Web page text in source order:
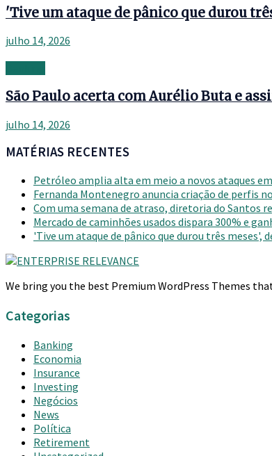
'Tive um ataque de pânico que durou
julho 14, 2026
São Paulo acerta com Aurélio Buta e
julho 14, 2026
MATÉRIAS RECENTES
Petróleo amplia alta em meio a novos ataques
Fernanda Montenegro anuncia criação de perfis
Com uma semana de atraso, diretoria do Santos
Mercado de caminhões usados dispara 300% e
'Tive um ataque de pânico que durou três meses',
We bring you the best Premium WordPress Themes
Categorias
Banking
Economia
Insurance
Investing
Negócios
News
Política
Retirement